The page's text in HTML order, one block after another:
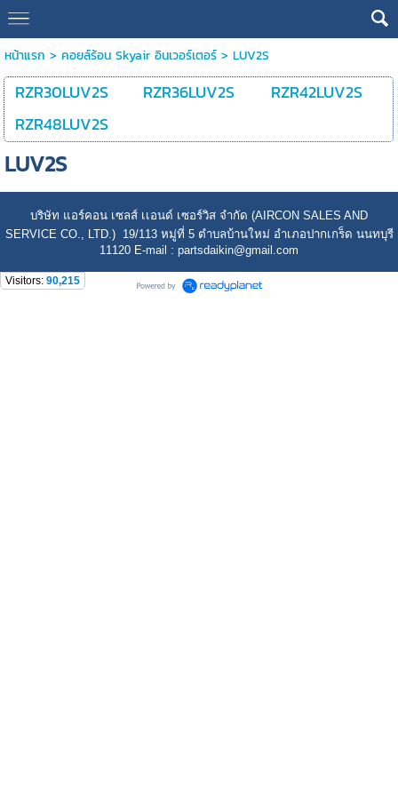
หน้าแรก > คอยล์ร้อน Skyair อินเวอร์เตอร์> LUV2S
RZR30LUV2S RZR36LUV2S
RZR42LUV2S
RZR48LUV2S
LUV2S
บริษัท แอร์คอน เซลส์ เเอนด์ เซอร์วิส จำกัด (AIRCON SALES AND
SERVICE CO., LTD.) 19/113 หมู่ที่ 5 ตำบลบ้านใหม่ อำเภอปากเกร็ด นนทบุรี
11120 E-mail : partsdaikin@gmail.com
Visitors: 90,215